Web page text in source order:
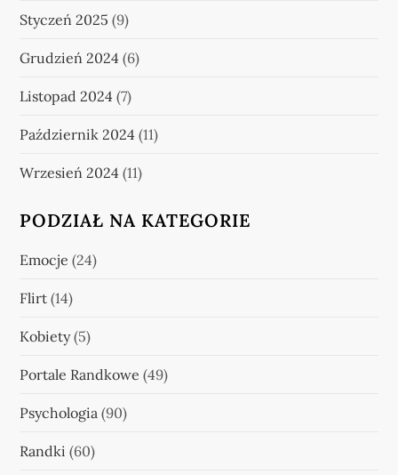
Styczeń 2025 (9)
Grudzień 2024 (6)
Listopad 2024 (7)
Październik 2024 (11)
Wrzesień 2024 (11)
PODZIAŁ NA KATEGORIE
Emocje (24)
Flirt (14)
Kobiety(5)
Portale Randkowe (49)
Psychologia (90)
Randki (60)